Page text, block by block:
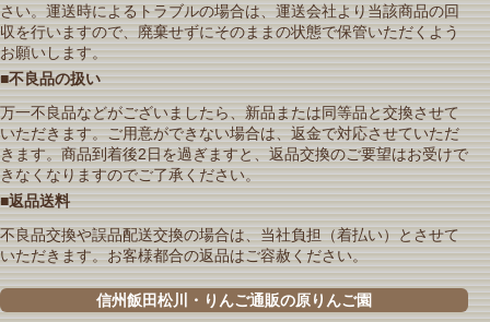
さい。運送時によるトラブルの場合は、運送会社より当該商品の回
収を行いますので、廃棄せずにそのままの状態で保管いただくよう
お願いします。
■不良品の扱い
万一不良品などがございましたら、新品または同等品と交換させて
いただきます。ご用意ができない場合は、返金で対応させていただ
きます。商品到着後2日を過ぎますと、返品交換のご要望はお受けで
きなくなりますのでご了承ください。
■返品送料
不良品交換や誤品配送交換の場合は、当社負担（着払い）とさせて
いただきます。お客様都合の返品はご容赦ください。
信州飯田松川・りんご通販の原りんご園